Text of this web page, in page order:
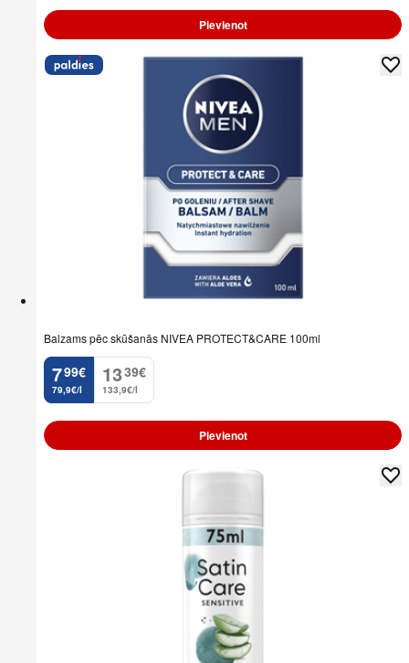
Pievienot
Balzams pēc skūšanās NIVEA PROTECT&CARE 100ml
7
. 99€
79,9€/l
13
. 39€
133,9€/l
Pievienot